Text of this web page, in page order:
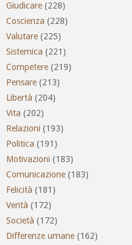
Giudicare (228)
Coscienza (228)
Valutare (225)
Sistemica (221)
Competere (219)
Pensare (213)
Libertà (204)
Vita (202)
Relazioni (193)
Politica (191)
Motivazioni (183)
Comunicazione (183)
Felicità (181)
Verità (172)
Società (172)
Differenze umane (162)